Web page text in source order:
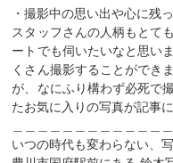
・撮影中の思い出や心に残
スタッフさんの人柄もとて
ートでも伺いたいなと思い
くさん撮影することができ
が、なにふり構わず必死で
たお気に入りの写真が記事
いつの時代も変わらない、